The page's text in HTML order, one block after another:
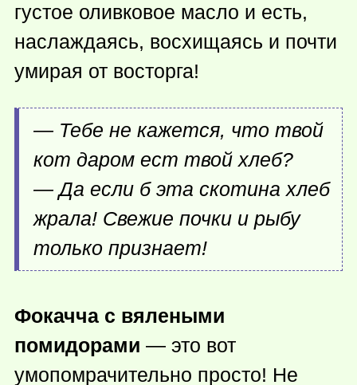
густое оливковое масло и есть,
наслаждаясь, восхищаясь и почти
умирая от восторга!
— Тебе не кажется, что твой
кот даром ест твой хлеб?
— Да если б эта скотина хлеб
жрала! Свежие почки и рыбу
только признает!
Фокачча с вялеными
помидорами — это вот
умопомрачительно просто! Не